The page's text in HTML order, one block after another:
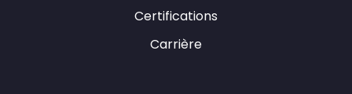
Certifications
Carrière